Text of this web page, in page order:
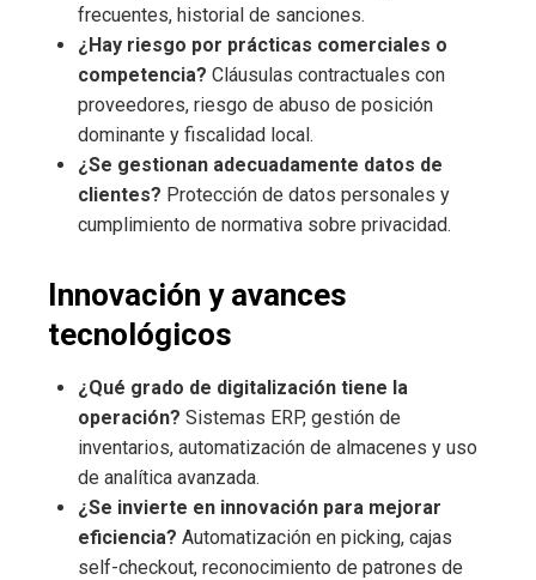
frecuentes, historial de sanciones.
¿Hay riesgo por prácticas comerciales o
competencia? Cláusulas contractuales con
proveedores, riesgo de abuso de posición
dominante y fiscalidad local.
¿Se gestionan adecuadamente datos de
clientes? Protección de datos personales y
cumplimiento de normativa sobre privacidad.
Innovación y avances
tecnológicos
¿Qué grado de digitalización tiene la
operación? Sistemas ERP, gestión de
inventarios, automatización de almacenes y uso
de analítica avanzada.
¿Se invierte en innovación para mejorar
eficiencia? Automatización en picking, cajas
self-checkout, reconocimiento de patrones de